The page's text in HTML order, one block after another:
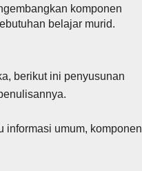
komponen
belajar murid.
berikut ini penyusunan
informasi umum, komponen